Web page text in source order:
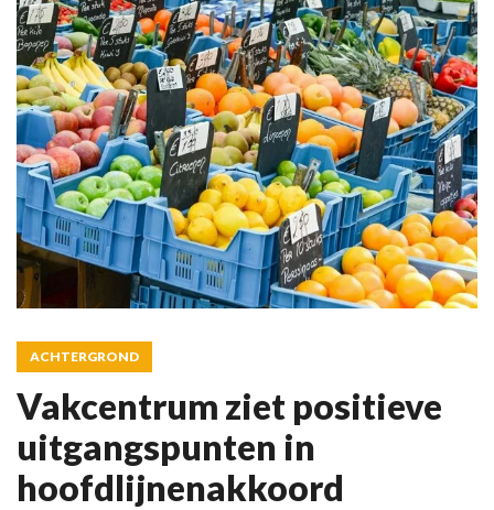
ACHTERGROND
Vakcentrum ziet positieve
uitgangspunten in
hoofdlijnenakkoord